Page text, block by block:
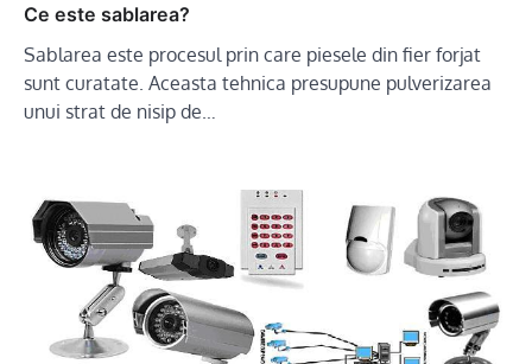
Ce este sablarea?
Sablarea este procesul prin care piesele din fier forjat
sunt curatate. Aceasta tehnica presupune pulverizarea
unui strat de nisip de…